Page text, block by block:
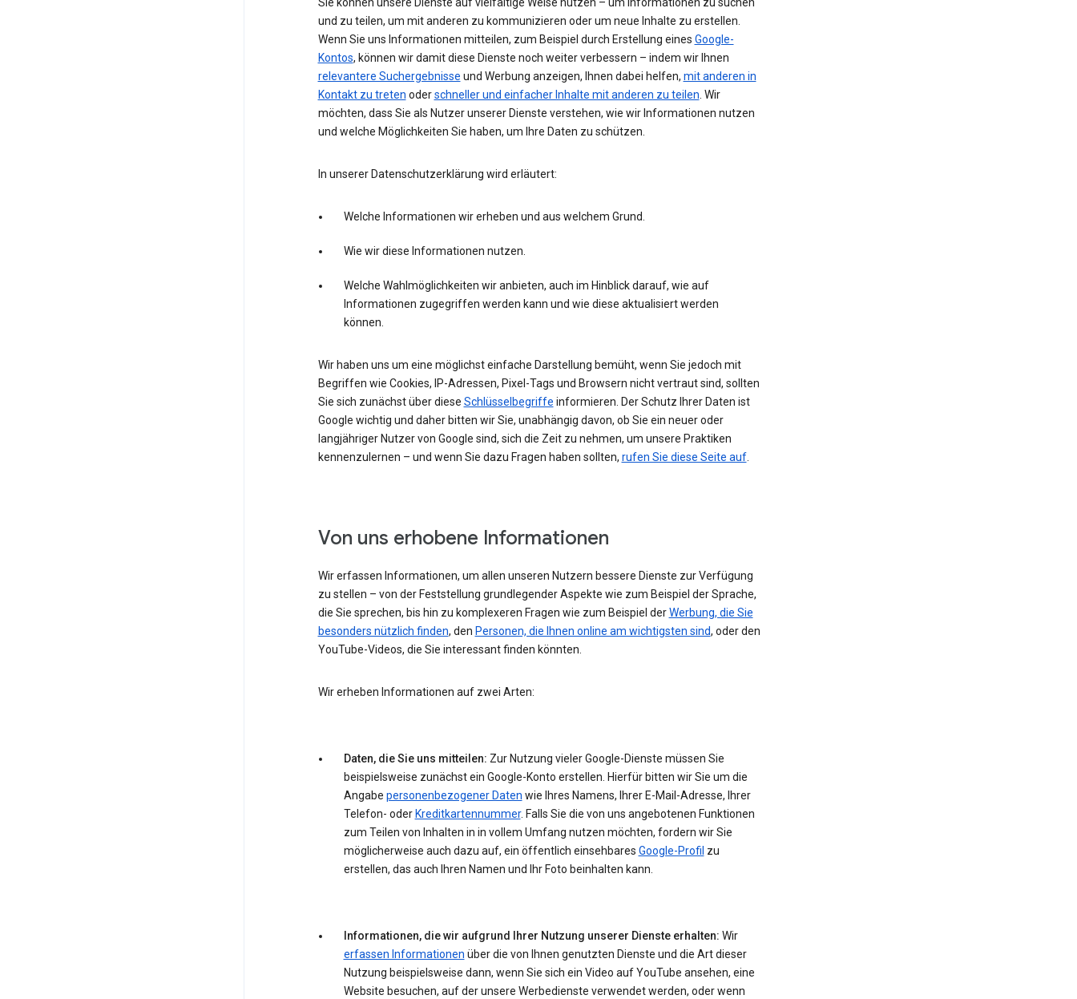
Sie können unsere Dienste auf vielfältige Weise nutzen – um Informationen zu suchen
und zu teilen, um mit anderen zu kommunizieren oder um neue Inhalte zu erstellen.
Wenn Sie uns Informationen mitteilen, zum Beispiel durch Erstellung eines Google-
Kontos, können wir damit diese Dienste noch weiter verbessern – indem wir Ihnen
relevantere Suchergebnisse und Werbung anzeigen, Ihnen dabei helfen, mit anderen in
Kontakt zu treten oderschneller und einfacher Inhalte mit anderen zu teilen. Wir
möchten, dass Sie als Nutzer unserer Dienste verstehen, wie wir Informationen nutzen
und welche Möglichkeiten Sie haben, um Ihre Daten zu schützen.
In unserer Datenschutzerklärung wird erläutert:
Welche Informationen wir erheben und aus welchem Grund.
Wie wir diese Informationen nutzen.
Welche Wahlmöglichkeiten wir anbieten, auch im Hinblick darauf, wie auf
Informationen zugegriffen werden kann und wie diese aktualisiert werden
können.
Wir haben uns um eine möglichst einfache Darstellung bemüht, wenn Sie jedoch mit
Begriffen wie Cookies, IP-Adressen, Pixel-Tags und Browsern nicht vertraut sind, sollten
Sie sich zunächst über diese Schlüsselbegriffe informieren. Der Schutz Ihrer Daten ist
Google wichtig und daher bitten wir Sie, unabhängig davon, ob Sie ein neuer oder
langjähriger Nutzer von Google sind, sich die Zeit zu nehmen, um unsere Praktiken
kennenzulernen – und wenn Sie dazu Fragen haben sollten, rufen Sie diese Seite auf.
Von uns erhobene Informationen
Wir erfassen Informationen, um allen unseren Nutzern bessere Dienste zur Verfügung
zu stellen – von der Feststellung grundlegender Aspekte wie zum Beispiel der Sprache,
die Sie sprechen, bis hin zu komplexeren Fragen wie zum Beispiel derWerbung, die Sie
besonders nützlich finden, den Personen, die Ihnen online am wichtigsten sind, oder den
YouTube-Videos, die Sie interessant finden könnten.
Wir erheben Informationen auf zwei Arten:
Daten, die Sie uns mitteilen: Zur Nutzung vieler Google-Dienste müssen Sie
beispielsweise zunächst ein Google-Konto erstellen. Hierfür bitten wir Sie um die
Angabe personenbezogener Daten wie Ihres Namens, Ihrer E-Mail-Adresse, Ihrer
Telefon- oder Kreditkartennummer. Falls Sie die von uns angebotenen Funktionen
zum Teilen von Inhalten in in vollem Umfang nutzen möchten, fordern wir Sie
möglicherweise auch dazu auf, ein öffentlich einsehbares Google-Profil zu
erstellen, das auch Ihren Namen und Ihr Foto beinhalten kann.
Informationen, die wir aufgrund Ihrer Nutzung unserer Dienste erhalten: Wir
erfassen Informationen über die von Ihnen genutzten Dienste und die Art dieser
Nutzung beispielsweise dann, wenn Sie sich ein Video auf YouTube ansehen, eine
Website besuchen, auf der unsere Werbedienste verwendet werden, oder wenn